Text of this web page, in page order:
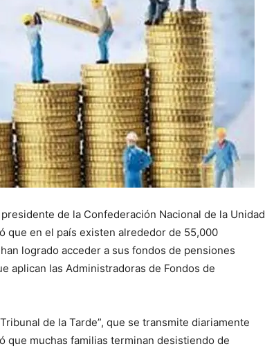
presidente de la Confederación Nacional de la Unidad
que en el país existen alrededor de 55,000
logrado acceder a sus fondos de pensiones
aplican las Administradoras de Fondos de
de la Tarde”, que se transmite diariamente
que muchas familias terminan desistiendo de